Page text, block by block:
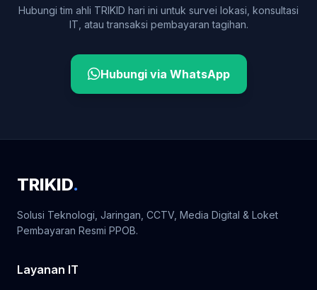
Hubungi tim ahli TRIKID hari ini untuk survei lokasi, konsultasi
IT, atau transaksi pembayaran tagihan.
Hubungi via WhatsApp
TRIKID.
Solusi Teknologi, Jaringan, CCTV, Media Digital & Loket
Pembayaran Resmi PPOB.
Layanan IT